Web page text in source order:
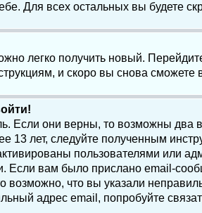
Для всех остальных вы будете
легко получить новый.
и скоро вы снова
Если они верны, то возможны два
13 лет, следуйте полученным
пользователями или
Если вам было прислано email-
возможно, что вы указали
адрес email, попробуйте